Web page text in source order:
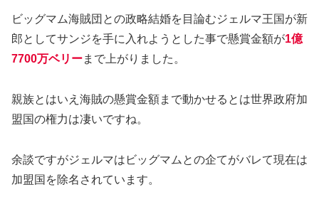
ビッグマム海賊団との政略結婚を目論むジェルマ王国が新
郎としてサンジを手に入れようとした事で懸賞金額が1億
7700万ベリーまで上がりました。
親族とはいえ海賊の懸賞金額まで動かせるとは世界政府加
盟国の権力は凄いですね。
余談ですがジェルマはビッグマムとの企てがバレて現在は
加盟国を除名されています。